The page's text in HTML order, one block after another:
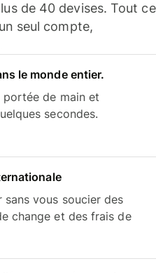
de 40 devises. Tout ce
seul compte,
le monde entier.
portée de main et
secondes.
vous soucier des
change et des frais de